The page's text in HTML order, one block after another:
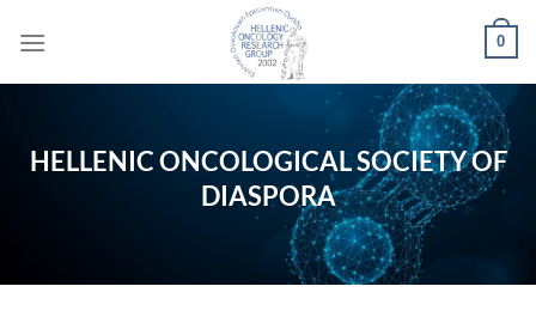
στο
0
HELLENIC ONCOLOGICAL SOCIETY OF
DIASPORA